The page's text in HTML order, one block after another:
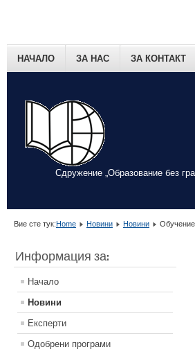
Сдружение „Образование без
НАЧАЛО ЗА НАС ЗА КОНТАКТ
Вие сте тук: Home Новини Новини
Информация за:
Начало
Новини
Експерти
Одобрени програми